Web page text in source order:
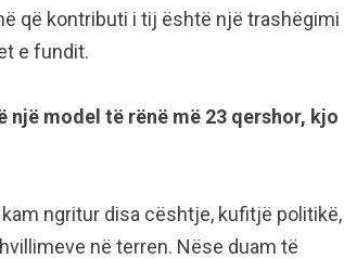
që kontributi i tij është një trashëgimi
e fundit.
model të rënë më 23 qershor, kjo
ngritur disa cështje, kufitjë politikë,
në terren. Nëse duam të